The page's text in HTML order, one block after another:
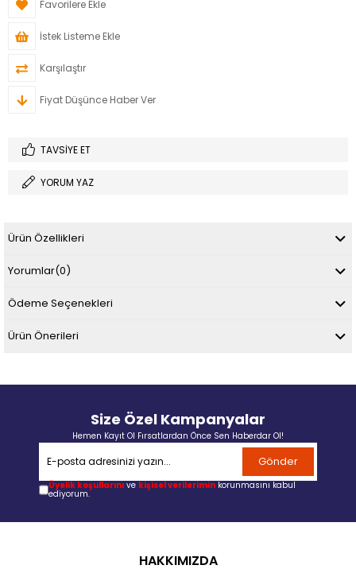
Favorilere Ekle
İstek Listeme Ekle
Karşılaştır
Fiyat Düşünce Haber Ver
TAVSIYE ET
YORUM YAZ
Ürün Özellikleri
Yorumlar(0)
Ödeme Seçenekleri
Ürün Önerileri
Size Özel Kampanyalar
Hemen Kayıt Ol Fırsatlardan Önce Sen Haberdar Ol!
Gönder
Üyelik koşullarını ve kişisel verilerimin korunmasını kabul
ediyorum.
HAKKIMIZDA